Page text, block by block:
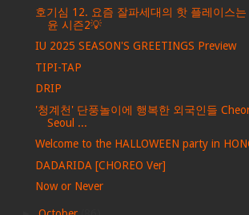
호기심 12. 요즘 잘파세대의 핫 플레이스
윤 시즌2💡
IU 2025 SEASON'S GREETINGS Preview
TIPI-TAP
DRIP
'청계천' 단풍놀이에 행복한 외국인들
Seoul ...
Welcome to the HALLOWEEN party in
DADARIDA [CHOREO Ver]
Now or Never